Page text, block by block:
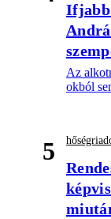
Ifjabb
Az
okból
5